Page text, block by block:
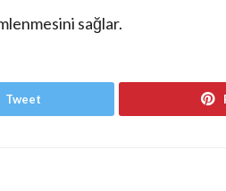
sağlar.
Tweet